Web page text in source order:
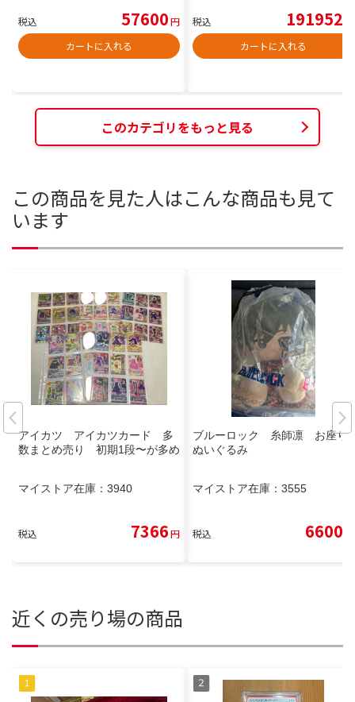
税込 57600円
カートに入れる
税込 191952
カートに入れる
このカテゴリをもっと見る
この商品を見た人はこんな商品も見て
います
アイカツ アイカツカード 多
数まとめ売り 初期1段〜が多め
マイストア在庫： 3940
税込 7366円
ブルーロック 糸師凛 お座り
ぬいぐるみ
マイストア在庫： 3555
税込 6600
近くの売り場の商品